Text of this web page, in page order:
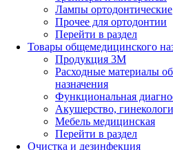
Лампы ортодонтические
Прочее для ортодонтии
Перейти в раздел
Товары общемедицинского
Продукция 3М
Расходные материалы
назначения
Функциональная
Акушерство,
Мебель медицинская
Перейти в раздел
Очистка и дезинфекция